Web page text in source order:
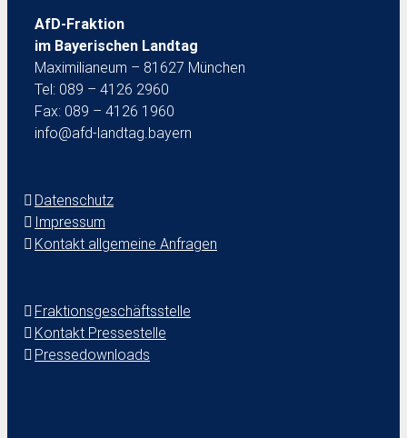
AfD-Fraktion
im Bayerischen Landtag
Maximilianeum – 81627 München
Tel: 089 – 4126 2960
Fax: 089 – 4126 1960
info@afd-landtag.bayern
Datenschutz
Impressum
Kontakt allgemeine Anfragen
Fraktionsgeschäftsstelle
Kontakt Pressestelle
Pressedownloads